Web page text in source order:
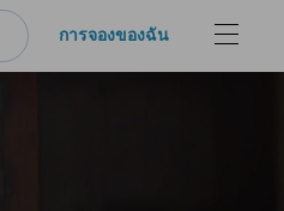
การจองของฉัน